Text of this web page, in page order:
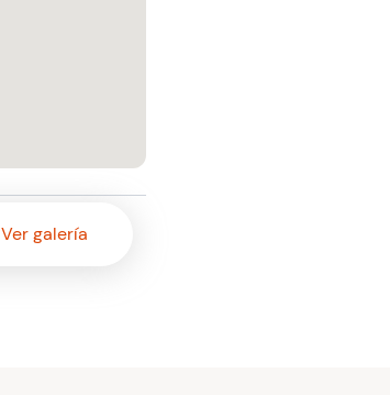
Ver galería